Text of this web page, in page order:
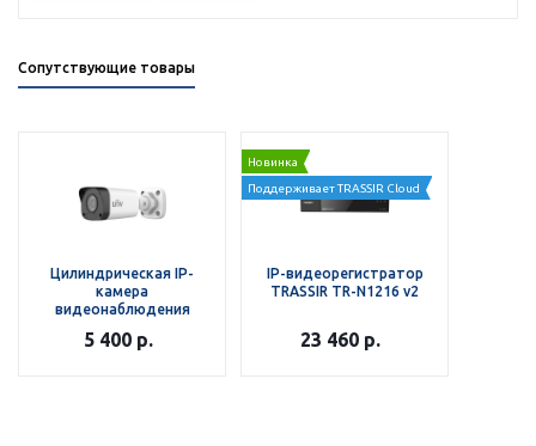
Сопутствующие товары
Цилиндрическая IP-
камера
видеонаблюдения
5 400р.
Новинка
Поддерживает TRASSIR Cloud
IP-видеорегистратор
TRASSIR TR-N1216 v2
23 460 р.